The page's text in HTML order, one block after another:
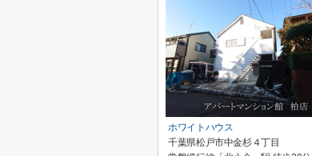
ホワイトハウス
千葉県松戸市中金杉４丁目